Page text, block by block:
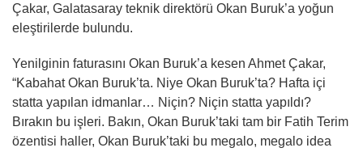
Çakar, Galatasaray teknik direktörü Okan Buruk’a yoğun
eleştirilerde bulundu.
Yenilginin faturasını Okan Buruk’a kesen Ahmet Çakar,
“Kabahat Okan Buruk’ta. Niye Okan Buruk’ta? Hafta içi
statta yapılan idmanlar… Niçin? Niçin statta yapıldı?
Bırakın bu işleri. Bakın, Okan Buruk’taki tam bir Fatih Terim
özentisi haller, Okan Buruk’taki bu megalo, megalo idea